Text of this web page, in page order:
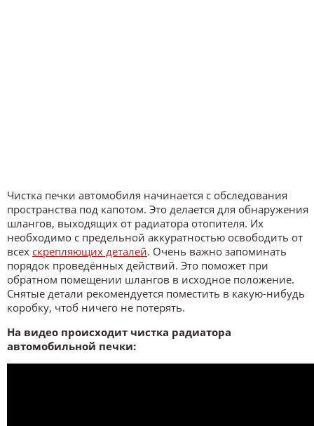
Чистка печки автомобиля начинается с обследования
пространства под капотом. Это делается для обнаружения
шлангов, выходящих от радиатора отопителя. Их
необходимо с предельной аккуратностью освободить от
всех скрепляющих деталей. Очень важно запоминать
порядок проведённых действий. Это поможет при
обратном помещении шлангов в исходное положение.
Снятые детали рекомендуется поместить в какую-нибудь
коробку, чтоб ничего не потерять.
На видео происходит чистка радиатора
автомобильной печки: